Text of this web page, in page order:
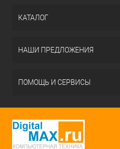
КАТАЛОГ
НАШИ ПРЕДЛОЖЕНИЯ
ПОМОЩЬ И СЕРВИСЫ